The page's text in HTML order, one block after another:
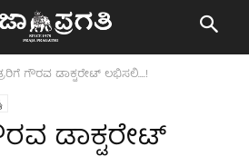
ಗೌರವ ಡಾಕ್ಟರೇಟ್ ಲಭಿಸಲಿ….!
ಡಾಕ್ಟರೇಟ್